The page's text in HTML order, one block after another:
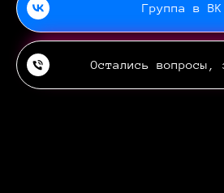
Группа в ВК
Остались вопросы,